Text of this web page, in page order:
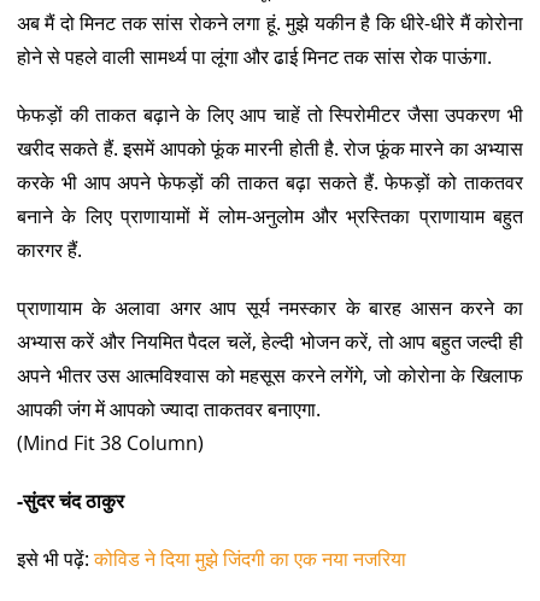
अब मैं दो मिनट तक सांस रोकने लगा हूं. मुझे यकीन है कि धीरे-धीरे मैं कोरोना
होने से पहले वाली सामर्थ्य पा लूंगा और ढाई मिनट तक सांस रोक पाऊंगा.
फेफड़ों की ताकत बढ़ाने के लिए आप चाहें तो स्पिरोमीटर जैसा उपकरण भी
खरीद सकते हैं. इसमें आपको फूंक मारनी होती है. रोज फूंक मारने का अभ्यास
करके भी आप अपने फेफड़ों की ताकत बढ़ा सकते हैं. फेफड़ों को ताकतवर
बनाने के लिए प्राणायामों में लोम-अनुलोम और भ्रस्तिका प्राणायाम बहुत
कारगर हैं.
प्राणायाम के अलावा अगर आप सूर्य नमस्कार के बारह आसन करने का
अभ्यास करें और नियमित पैदल चलें, हेल्दी भोजन करें, तो आप बहुत जल्दी ही
अपने भीतर उस आत्मविश्वास को महसूस करने लगेंगे, जो कोरोना के खिलाफ
आपकी जंग में आपको ज्यादा ताकतवर बनाएगा.
(Mind Fit 38 Column)
-सुंदर चंद ठाकुर
इसे भी पढ़ें:कोविड ने दिया मुझे जिंदगी का एक नया नजरिया